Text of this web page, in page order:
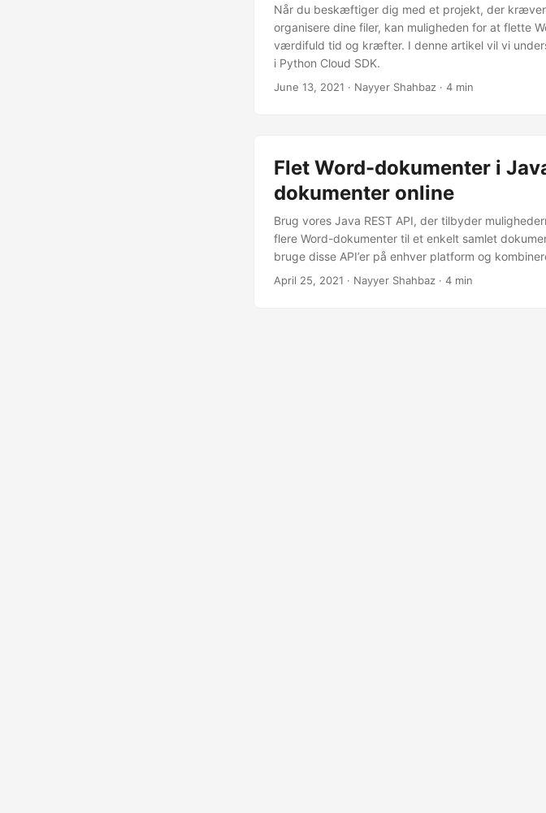
Når du beskæftiger dig med et projekt, der
organisere dine filer, kan muligheden for at flette
værdifuld tid og kræfter. I denne artikel vil vi
i Python Cloud SDK.
June 13, 2021 · Nayyer Shahbaz · 4 min
Flet Word-dokumenter i
dokumenter online
Brug vores Java REST API, der tilbyder
flere Word-dokumenter til et enkelt samlet
bruge disse API’er på enhver platform og
April 25, 2021 · Nayyer Shahbaz · 4 min